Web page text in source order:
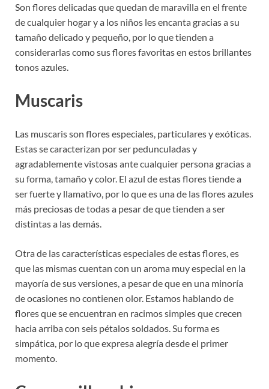
Son flores delicadas que quedan de maravilla en el frente
de cualquier hogar y a los niños les encanta gracias a su
tamaño delicado y pequeño, por lo que tienden a
considerarlas como sus flores favoritas en estos brillantes
tonos azules.
Muscaris
Las muscaris son flores especiales, particulares y exóticas.
Estas se caracterizan por ser pedunculadas y
agradablemente vistosas ante cualquier persona gracias a
su forma, tamaño y color. El azul de estas flores tiende a
ser fuerte y llamativo, por lo que es una de las flores azules
más preciosas de todas a pesar de que tienden a ser
distintas a las demás.
Otra de las características especiales de estas flores, es
que las mismas cuentan con un aroma muy especial en la
mayoría de sus versiones, a pesar de que en una minoría
de ocasiones no contienen olor. Estamos hablando de
flores que se encuentran en racimos simples que crecen
hacia arriba con seis pétalos soldados. Su forma es
simpática, por lo que expresa alegría desde el primer
momento.